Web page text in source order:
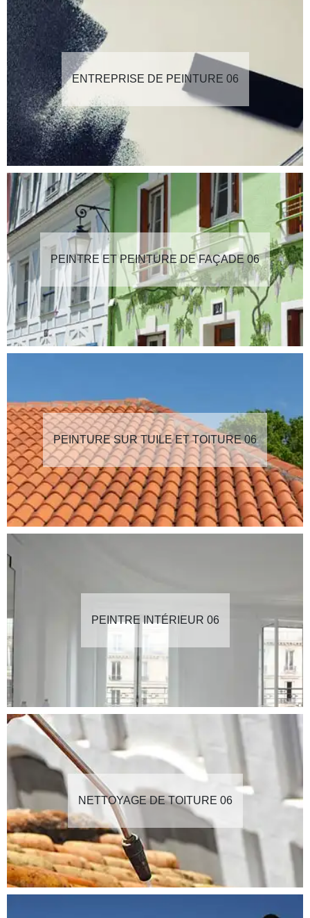
ENTREPRISE DE PEINTURE 06
PEINTRE ET PEINTURE DE FAÇADE 06
PEINTURE SUR TUILE ET TOITURE 06
PEINTRE INTÉRIEUR 06
NETTOYAGE DE TOITURE 06